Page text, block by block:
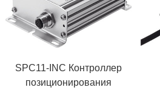
SPC11-INC Контроллер
позиционирования